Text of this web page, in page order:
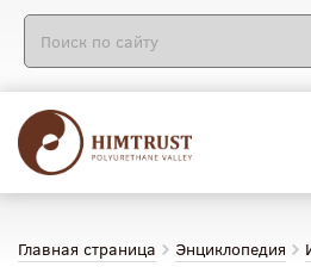
Главная страница Энциклопедия